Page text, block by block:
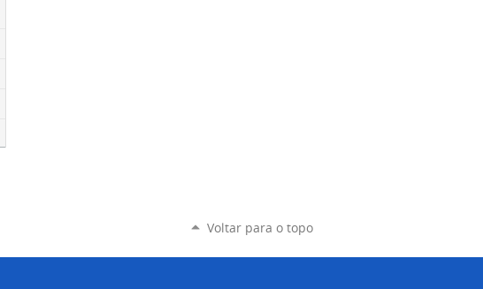
Voltar para o topo